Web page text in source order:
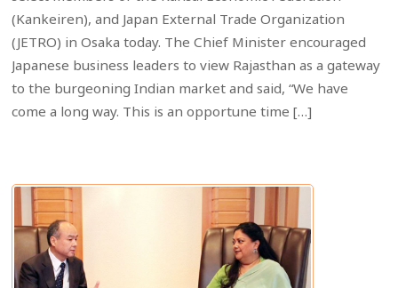
(Kankeiren), and Japan External Trade Organization
(JETRO) in Osaka today. The Chief Minister encouraged
Japanese business leaders to view Rajasthan as a gateway
to the burgeoning Indian market and said, “We have
come a long way. This is an opportune time […]